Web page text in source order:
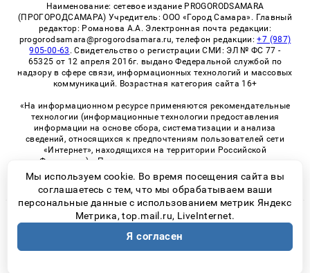
Наименование: сетевое издание PROGORODSAMARA
(ПРОГОРОДСАМАРА) Учредитель: ООО «Город Самара». Главный
редактор: Романова А.А. Электронная почта редакции:
progorodsamara@progorodsamara.ru, телефон редакции:+7 (987)
905-00-63 . Свидетельство о регистрации СМИ: ЭЛ № ФС 77 -
65325 от 12 апреля 2016г. выдано Федеральной службой по
надзору в сфере связи, информационных технологий и массовых
коммуникаций. Возрастная категория сайта 16+
«На информационном ресурсе применяются рекомендательные
технологии (информационные технологии предоставления
информации на основе сбора, систематизации и анализа
сведений, относящихся к предпочтениям пользователей сети
«Интернет», находящихся на территории Российской
Федерации)». Правила применения рекомендательных
технологий в виджетах рекламно-обменной сети
«СМИ2» (PDF)
© 2026 «ProGorodSamara» | Все права защищены
Возрастная категория сайта 16+
Политика конфиденциальности
Мы используем cookie. Во время посещения сайта вы
соглашаетесь с тем, что мы обрабатываем ваши
персональные данные с использованием метрик Яндекс
Метрика, top.mail.ru, LiveInternet.
Я согласен